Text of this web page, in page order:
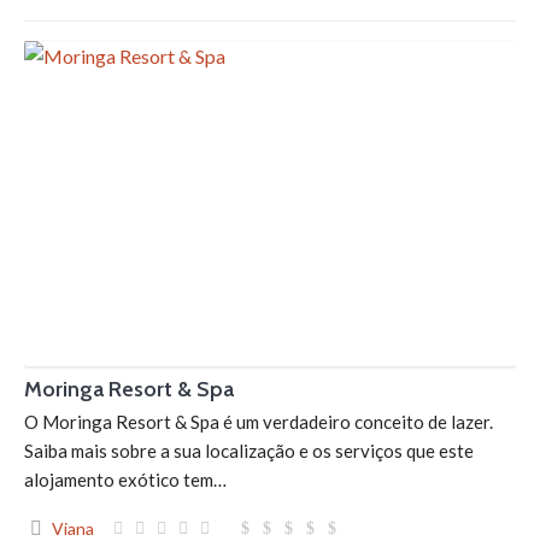
Moringa Resort & Spa
O Moringa Resort & Spa é um verdadeiro conceito de lazer.
Saiba mais sobre a sua localização e os serviços que este
alojamento exótico tem…
Viana